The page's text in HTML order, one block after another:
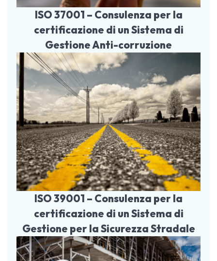
ISO 37001 – Consulenza per la
certificazione di un Sistema di
Gestione Anti-corruzione
ISO 39001 – Consulenza per la
certificazione di un Sistema di
Gestione per la Sicurezza Stradale